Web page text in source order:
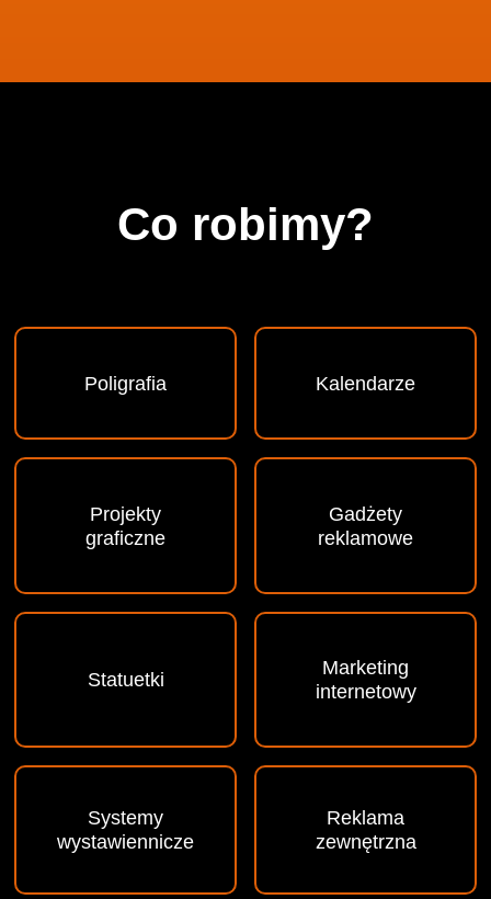
Co robimy?
Poligrafia Kalendarze
Projekty
graficzne
Gadżety
reklamowe
Statuetki
Marketing
internetowy
Systemy
wystawiennicze
Reklama
zewnętrzna